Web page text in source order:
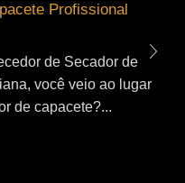
Profissional
de Secador de
você veio ao lugar
de capacete?...